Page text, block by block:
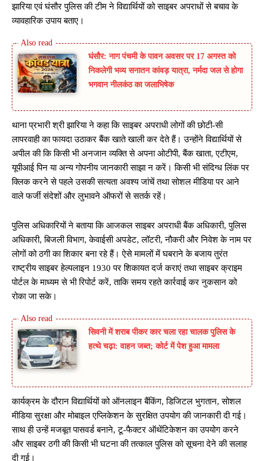
झारिया एवं घंसौर पुलिस की टीम ने विद्यार्थियों को साइबर अपराधों से बचाव के
व्यावहारिक उपाय बताए।
घंसौर: नाग पंचमी के पावन अवसर पर 17 अगस्त को
निकलेगी भव्य सनातन कांवड़ यात्रा, नर्मदा जल से होगा
भगवान नीलकंठ का जलाभिषेक
थाना प्रभारी श्री झारिया ने कहा कि साइबर अपराधी लोगों की छोटी-सी
लापरवाही का फायदा उठाकर बैंक खाते खाली कर देते हैं। उन्होंने विद्यार्थियों से
अपील की कि किसी भी अनजान व्यक्ति से अपना ओटीपी, बैंक खाता, एटीएम,
यूपीआई पिन या अन्य गोपनीय जानकारी साझा न करें। किसी भी संदिग्ध लिंक पर
क्लिक करने से पहले उसकी सत्यता अवश्य जांचें तथा सोशल मीडिया पर आने
वाले फर्जी संदेशों और लुभावने ऑफरों से सतर्क रहें।
पुलिस अधिकारियों ने बताया कि आजकल साइबर अपराधी बैंक अधिकारी, पुलिस
अधिकारी, बिजली विभाग, केवाईसी अपडेट, लॉटरी, नौकरी और निवेश के नाम पर
लोगों को ठगी का शिकार बना रहे हैं। ऐसे मामलों में घबराने के बजाय तुरंत
राष्ट्रीय साइबर हेल्पलाइन 1930 पर शिकायत दर्ज कराएं तथा साइबर क्राइम
पोर्टल के माध्यम से भी रिपोर्ट करें, ताकि समय रहते कार्रवाई कर नुकसान को
रोका जा सके।
सिवनी में शराब पीकर कार चला रहा चालक पुलिस के
हत्थे चढ़ा: वाहन जब्त; कोर्ट में पेश हुआ मामला
कार्यक्रम के दौरान विद्यार्थियों को ऑनलाइन बैंकिंग, डिजिटल भुगतान, सोशल
मीडिया सुरक्षा और मोबाइल एप्लिकेशन के सुरक्षित उपयोग की जानकारी दी गई।
साथ ही उन्हें मजबूत पासवर्ड बनाने, टू-फैक्टर ऑथेंटिकेशन का उपयोग करने
और साइबर ठगी की किसी भी घटना की तत्काल पुलिस को सूचना देने की सलाह
दी गई।